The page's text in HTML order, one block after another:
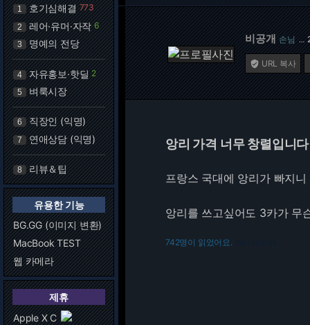
1 호기심해결 773
2 레어·유머·자작 6
3 명예의 전당
4 자유홍보·핫딜 2
5 벼룩시장
6 직장인 (익명)
7 연애상담 (익명)
8 리뷰＆팁
유용한 기능
BG.GG (이미지 변환)
MacBook TEST
웹 카메라
제휴
Apple X C
비공개 손님 …
 URL 복사
앙리 가격 너무 창렬입니
프랑스 국대에 앙리가 빠지니
앙리를 쓰고싶어도 3카가 무
742명이 읽었어요.